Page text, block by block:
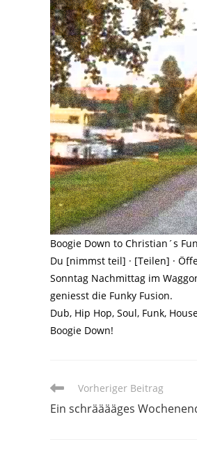
Boogie Down to Christian´s
Du [nimmst teil] · [Teilen] ·
Sonntag Nachmittag im
geniesst die Funky Fusion.
Dub, Hip Hop, Soul, Funk,
Boogie Down!
Weitere
ansehen
Vorheriger Beitrag
Ein schrääääges